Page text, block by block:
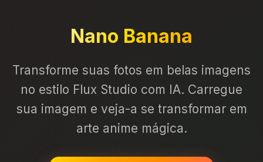
Nano Banana
Transforme suas fotos em belas imagens
no estilo Flux Studio com IA. Carregue
sua imagem e veja-a se transformar em
arte anime mágica.